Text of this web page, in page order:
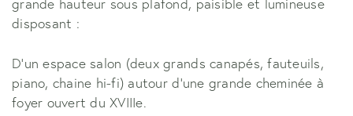
disposant :
D'un espace salon (deux grands canapés, fauteuils,
piano, chaine hi-fi) autour d’une grande cheminée à
foyer ouvert du XVIIIe.